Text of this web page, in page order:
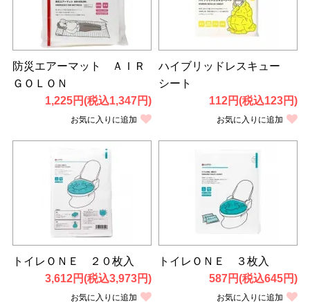
防災エアーマット ＡＩＲ
ＧＯＬＯＮ
1,225円(税込1,347円)
お気に入りに追加
ハイブリッドレスキュー
シート
112円(税込123円)
お気に入りに追加
トイレＯＮＥ ２０枚入
3,612円(税込3,973円)
お気に入りに追加
トイレＯＮＥ ３枚入
587円(税込645円)
お気に入りに追加